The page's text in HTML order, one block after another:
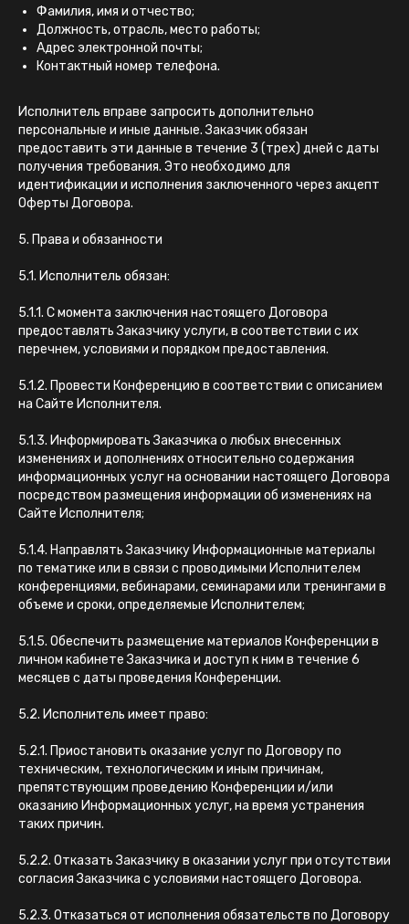
Фамилия, имя и отчество;
Должность, отрасль, место работы;
Адрес электронной почты;
Контактный номер телефона.
Исполнитель вправе запросить дополнительно
персональные и иные данные. Заказчик обязан
предоставить эти данные в течение 3 (трех) дней с даты
получения требования. Это необходимо для
идентификации и исполнения заключенного через акцепт
Оферты Договора.
5. Права и обязанности
5.1. Исполнитель обязан:
5.1.1. С момента заключения настоящего Договора
предоставлять Заказчику услуги, в соответствии с их
перечнем, условиями и порядком предоставления.
5.1.2. Провести Конференцию в соответствии с описанием
на Сайте Исполнителя.
5.1.3. Информировать Заказчика о любых внесенных
изменениях и дополнениях относительно содержания
информационных услуг на основании настоящего Договора
посредством размещения информации об изменениях на
Сайте Исполнителя;
5.1.4. Направлять Заказчику Информационные материалы
по тематике или в связи с проводимыми Исполнителем
конференциями, вебинарами, семинарами или тренингами в
объеме и сроки, определяемые Исполнителем;
5.1.5. Обеспечить размещение материалов Конференции в
личном кабинете Заказчика и доступ к ним в течение 6
месяцев с даты проведения Конференции.
5.2. Исполнитель имеет право:
5.2.1. Приостановить оказание услуг по Договору по
техническим, технологическим и иным причинам,
препятствующим проведению Конференции и/или
оказанию Информационных услуг, на время устранения
таких причин.
5.2.2. Отказать Заказчику в оказании услуг при отсутствии
согласия Заказчика с условиями настоящего Договора.
5.2.3. Отказаться от исполнения обязательств по Договору